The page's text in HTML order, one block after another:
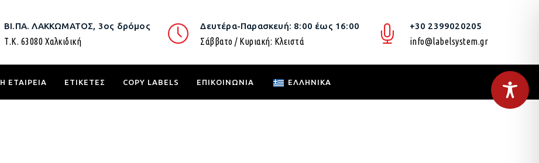
ΒΙ.ΠΑ. ΛΑΚΚΩΜΑΤΟΣ, 3ος δρόμος
Τ.Κ. 63080 Χαλκιδική
Δευτέρα-Παρασκευή: 8:00 έως 16:00
Σάββατο / Κυριακή: Κλειστά
+30 2399020205
info@labelsystem.gr
Η ΕΤΑΙΡΕΙΑ ΕΤΙΚΕΤΕΣ COPY LABELS ΕΠΙΚΟΙΝΩΝΙΑ ΕΛΛΗΝΙΚΆ